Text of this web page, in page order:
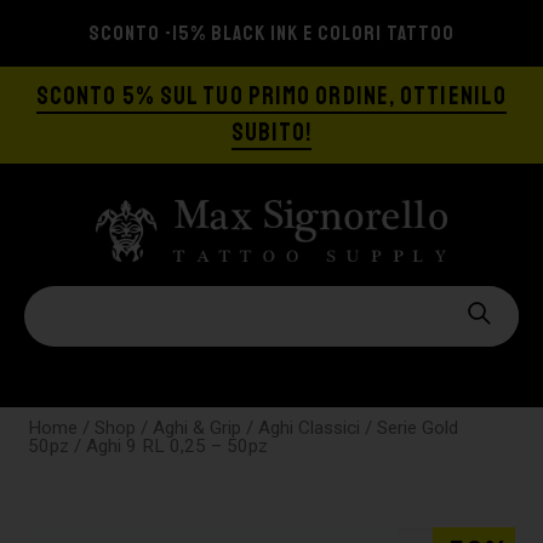
SCONTO -15% BLACK INK E COLORI TATTOO
SCONTO 5% SUL TUO PRIMO ORDINE, OTTIENILO
SUBITO!
Home / Shop / Aghi & Grip / Aghi Classici / Serie Gold
50pz / Aghi 9 RL 0,25 – 50pz